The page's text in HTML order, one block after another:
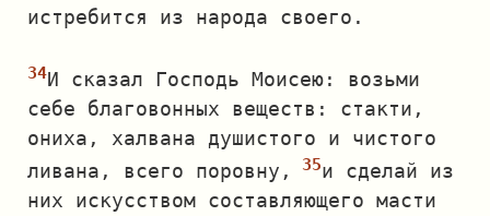
истребится из народа своего.
И сказал Господь Моисею: возьми
себе благовонных веществ: стакти,
ониха, халвана душистого и чистого
ливана, всего поровну,
и сделай из
них искусством составляющего масти